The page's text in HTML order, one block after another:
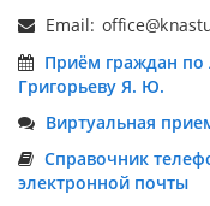
Email:
Приём граждан по
Григорьеву Я. Ю.
Виртуальная
Справочник
электронной почты